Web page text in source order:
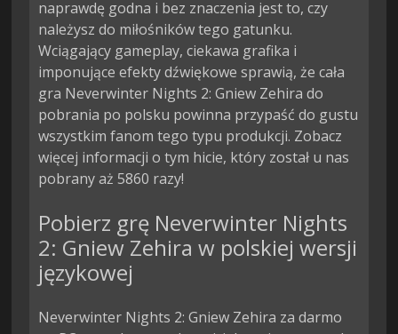
naprawdę godna i bez znaczenia jest to, czy
należysz do miłośników tego gatunku.
Wciągający gameplay, ciekawa grafika i
imponujące efekty dźwiękowe sprawią, że cała
gra Neverwinter Nights 2: Gniew Zehira do
pobrania po polsku powinna przypaść do gustu
wszystkim fanom tego typu produkcji. Zobacz
więcej informacji o tym hicie, który został u nas
pobrany aż 5860 razy!
Pobierz grę Neverwinter Nights
2: Gniew Zehira w polskiej wersji
językowej
Neverwinter Nights 2: Gniew Zehira za darmo